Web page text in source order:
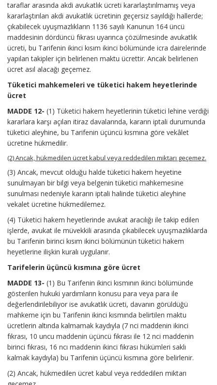
taraflar arasında akdi avukatlık ücreti kararlaştırılmamış veya
kararlaştırılan akdi avukatlık ücretinin geçersiz sayıldığı hallerde;
çıkabilecek uyuşmazlıkların 1136 sayılı Kanunun 164 üncü
maddesinin dördüncü fıkrası uyarınca çözülmesinde avukatlık
ücreti, bu Tarifenin ikinci kısım ikinci bölümünde icra dairelerinde
yapılan takipler için belirlenen maktu ücrettir. Ancak belirlenen
ücret asıl alacağı geçemez.
Tüketici mahkemeleri ve tüketici hakem heyetlerinde
ücret
MADDE 12- (1) Tüketici hakem heyetlerinin tüketici lehine verdiği
kararlara karşı açılan itiraz davalarında, kararın iptali durumunda
tüketici aleyhine, bu Tarifenin üçüncü kısmına göre vekâlet
ücretine hükmedilir.
(2) Ancak, hükmedilen ücret kabul veya reddedilen miktarı geçemez.
(3) Ancak, mevcut olduğu halde tüketici hakem heyetine
sunulmayan bir bilgi veya belgenin tüketici mahkemesine
sunulması nedeniyle kararın iptali halinde tüketici aleyhine
vekalet ücretine hükmedilemez.
(4) Tüketici hakem heyetlerinde avukat aracılığı ile takip edilen
işlerde, avukat ile müvekkili arasında çıkabilecek uyuşmazlıklarda
bu Tarifenin birinci kısım ikinci bölümünün tüketici hakem
heyetlerine ilişkin kuralı uygulanır.
Tarifelerin üçüncü kısmına göre ücret
MADDE 13- (1) Bu Tarifenin ikinci kısmının ikinci bölümünde
gösterilen hukuki yardımların konusu para veya para ile
değerlendirilebiliyor ise avukatlık ücreti, davanın görüldüğü
mahkeme için bu Tarifenin ikinci kısmında belirtilen maktu
ücretlerin altında kalmamak kaydıyla (7 nci maddenin ikinci
fıkrası, 10 uncu maddenin üçüncü fıkrası ile 12 nci maddenin
birinci fıkrası, 16 ncı maddenin ikinci fıkrası hükümleri saklı
kalmak kaydıyla) bu Tarifenin üçüncü kısmına göre belirlenir.
(2) Ancak, hükmedilen ücret kabul veya reddedilen miktarı